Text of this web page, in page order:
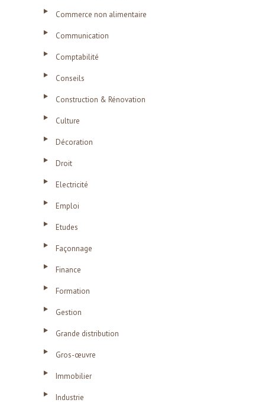
Commerce non alimentaire
Communication
Comptabilité
Conseils
Construction & Rénovation
Culture
Décoration
Droit
Electricité
Emploi
Etudes
Façonnage
Finance
Formation
Gestion
Grande distribution
Gros-œuvre
Immobilier
Industrie